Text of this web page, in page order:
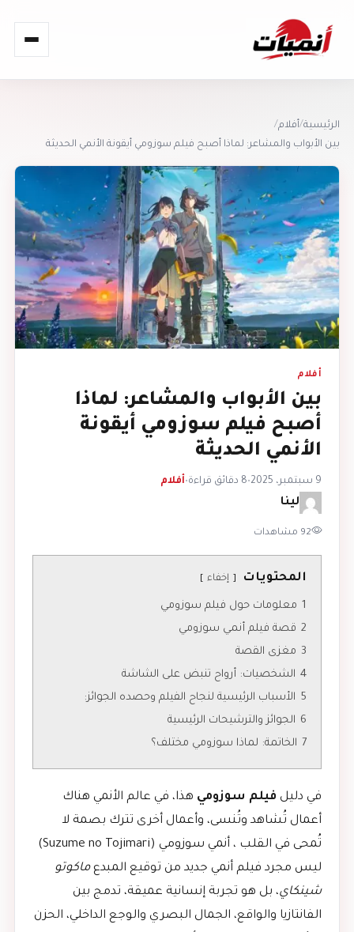
القائمة
الرئيسية/أفلام/
بين الأبواب والمشاعر: لماذا أصبح فيلم سوزومي أيقونة الأنمي الحديثة
أفلام
بين الأبواب والمشاعر: لماذا
أصبح فيلم سوزومي أيقونة
الأنمي الحديثة
9 سبتمبر، 2025 •8 دقائق قراءة •أفلام
لينا
92 مشاهدات
المحتويات إخفاء
1 معلومات حول فيلم سوزومي
2 قصة فيلم أنمي سوزومي
3 مغزى القصة
4 الشخصيات: أرواح تنبض على الشاشة
5 الأسباب الرئيسية لنجاح الفيلم وحصده الجوائز:
6 الجوائز والترشيحات الرئيسية
7 الخاتمة: لماذا سوزومي مختلف؟
في دليل فيلم سوزومي هذا، في عالم الأنمي هناك
أعمال تُشاهد وتُنسى، وأعمال أخرى تترك بصمة لا
تُمحى في القلب ، أنمي سوزومي (Suzume no Tojimari)
ليس مجرد فيلم أنمي جديد من توقيع المبدعماكوتو
شينكاي، بل هو تجربة إنسانية عميقة، تدمج بين
الفانتازيا والواقع، الجمال البصري والوجع الداخلي، الحزن